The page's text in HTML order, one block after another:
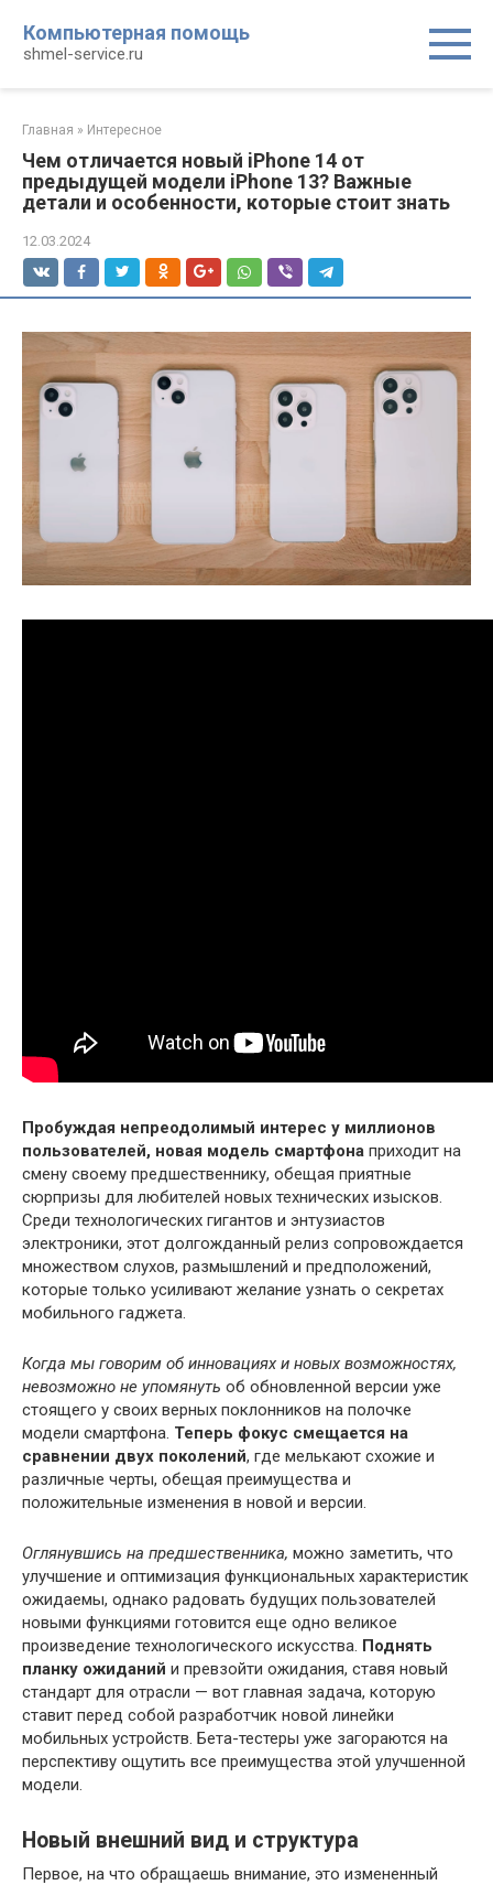
контенту
Компьютерная помощь
shmel-service.ru
Главная » Интересное
Чем отличается новый iPhone 14 от
предыдущей модели iPhone 13? Важные
детали и особенности, которые стоит знать
12.03.2024
Пробуждая непреодолимый интерес у миллионов
пользователей, новая модель смартфона приходит на
смену своему предшественнику, обещая приятные
сюрпризы для любителей новых технических изысков.
Среди технологических гигантов и энтузиастов
электроники, этот долгожданный релиз сопровождается
множеством слухов, размышлений и предположений,
которые только усиливают желание узнать о секретах
мобильного гаджета.
Когда мы говорим об инновациях и новых возможностях,
невозможно не упомянуть об обновленной версии уже
стоящего у своих верных поклонников на полочке
модели смартфона. Теперь фокус смещается на
сравнении двух поколений, где мелькают схожие и
различные черты, обещая преимущества и
положительные изменения в новой и версии.
Оглянувшись на предшественника, можно заметить, что
улучшение и оптимизация функциональных характеристик
ожидаемы, однако радовать будущих пользователей
новыми функциями готовится еще одно великое
произведение технологического искусства. Поднять
планку ожиданий и превзойти ожидания, ставя новый
стандарт для отрасли — вот главная задача, которую
ставит перед собой разработчик новой линейки
мобильных устройств. Бета-тестеры уже загораются на
перспективу ощутить все преимущества этой улучшенной
модели.
Новый внешний вид и структура
Первое, на что обращаешь внимание, это измененный